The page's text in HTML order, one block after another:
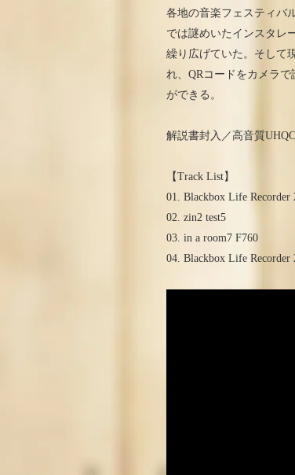
各地の音楽フェスティバ
では謎めいたインスタレ
繰り広げていた。そして
れ、QRコードをカメラ
ができる。
解説書封入／高音質
【Track List】
01. Blackbox Life Recorder
02. zin2 test5
03. in a room7 F760
04. Blackbox Life Recorder